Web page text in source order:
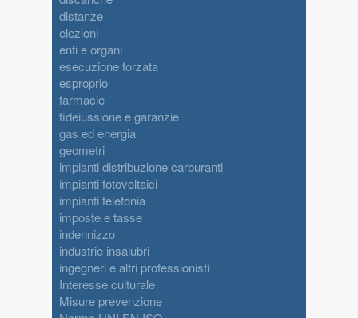
distanze
elezioni
enti e organi
esecuzione forzata
esproprio
farmacie
fideiussione e garanzie
gas ed energia
geometri
impianti distribuzione carburanti
impianti fotovoltaici
impianti telefonia
imposte e tasse
indennizzo
industrie insalubri
ingegneri e altri professionisti
Interesse culturale
Misure prevenzione